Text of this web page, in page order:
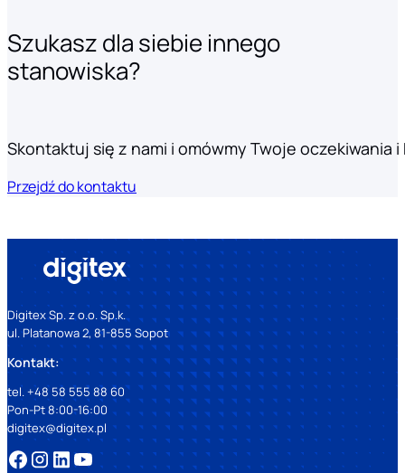
Szukasz dla siebie innego
stanowiska?
Skontaktuj się z nami i omówmy Twoje oczekiwania
Przejdź do kontaktu
Digitex Sp. z o.o. Sp.k.
ul. Platanowa 2, 81-855 Sopot
Kontakt:
tel. +48 58 555 88 60
Pon-Pt 8:00-16:00
digitex@digitex.pl